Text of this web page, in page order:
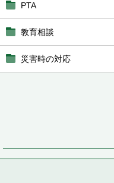
PTA
教育相談
災害時の対応